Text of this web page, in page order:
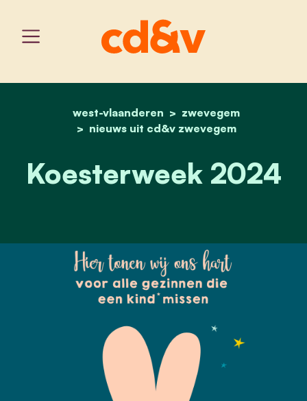
home
west-vlaanderen
zwevegem
nieuws uit cd&v zwevegem
koesterweek 2024
Koesterweek 2024